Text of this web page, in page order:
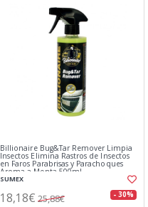
Billionaire Bug&Tar Remover Limpia
Insectos Elimina Rastros de Insectos
en Faros Parabrisas y Parachoques
Aroma a Menta 500ml
SUMEX
18,18€ 25,88€ - 30%